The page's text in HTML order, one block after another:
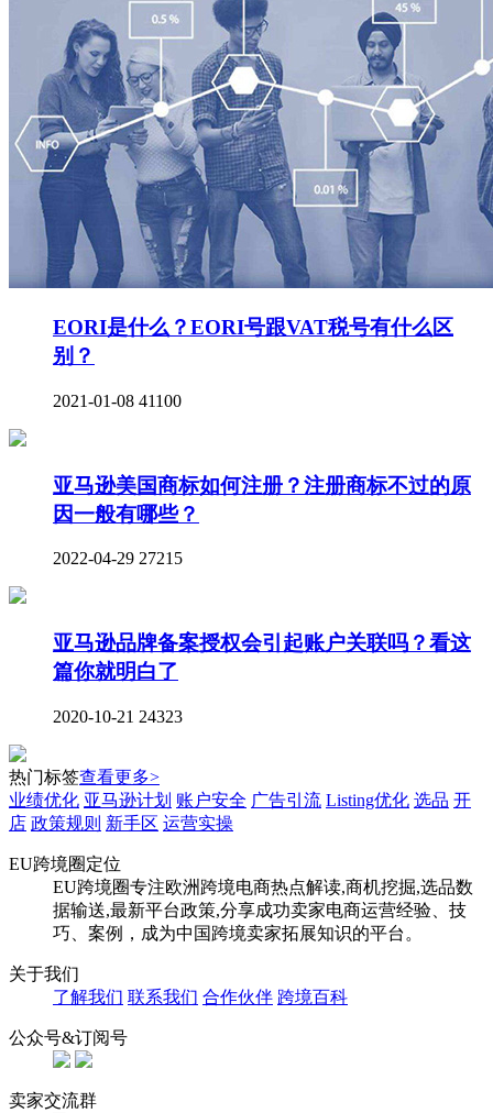
EORI是什么？EORI号跟VAT税号有什么区
别？
2021-01-08 41100
亚马逊美国商标如何注册？注册商标不过的原
因一般有哪些？
2022-04-29 27215
亚马逊品牌备案授权会引起账户关联吗？看这
篇你就明白了
2020-10-21 24323
热门标签查看更多>
业绩优化 亚马逊计划 账户安全 广告引流 Listing优化 选品 开
店 政策规则 新手区 运营实操
EU跨境圈定位
EU跨境圈专注欧洲跨境电商热点解读,商机挖掘,选品数
据输送,最新平台政策,分享成功卖家电商运营经验、技
巧、案例，成为中国跨境卖家拓展知识的平台。
关于我们
了解我们 联系我们 合作伙伴 跨境百科
公众号&订阅号
卖家交流群